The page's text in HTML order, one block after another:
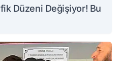
Düzeni Değişiyor! Bu